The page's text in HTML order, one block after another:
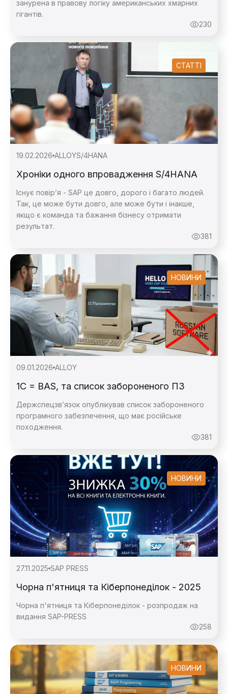
занурена в правову логіку американських хмарних
гігантів.
230
СТАТТІ
19.02.2026 ALLOYS/4HANA
Хроніки одного впровадження S/4HANA
Існує повір’я - SAP це довго, дорого і багато людей.
Так, це може бути довго, але може бути і інакше,
якщо є команда та бажання бізнесу отримати
результат.
381
НОВИНИ
09.01.2026 ALLOY
1C = BAS, та список забороненого ПЗ
Держспецзвʼязок опублікував список забороненого
програмного забезпечення, що має російське
походження.
381
НОВИНИ
27.11.2025 SAP PRESS
Чорна п'ятниця та Кіберпонеділок - 2025
Чорна п'ятниця та Кіберпонеділок - розпродаж на
видання SAP-PRESS
258
НОВИНИ